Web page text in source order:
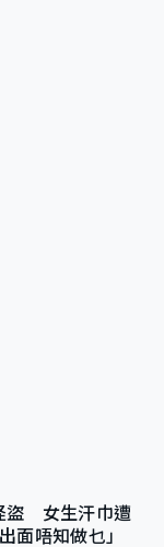
盜 女生汗巾遭
面唔知做乜」